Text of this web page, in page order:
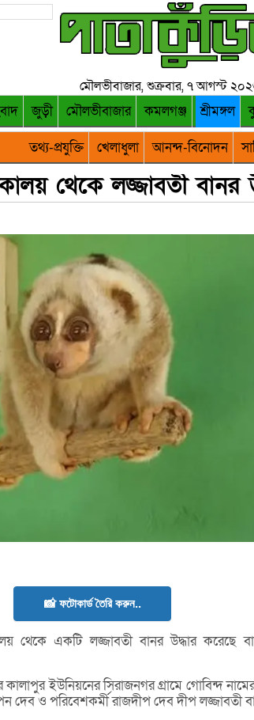
মৌলভীবাজার, শুক্রবার, ৭ আগস্ট
জুড়ী মৌলভীবাজার কমলগঞ্জ শ্রীমঙ্গল
তথ্য-প্রযুক্তি
খেলাধুলা আনন্দ-বিনোদন
থেকে লজ্জাবতী বানর
📸 ফটোকার্ড তৈরি করুন..
থেকে একটি লজ্জাবতী বানর উদ্ধার করেছে
ইউনিয়নের সিরাজনগর গ্রামে গোবিন্দ
দেব ও পরিবেশকর্মী রাজদীপ দেব দীপ লজ্জাবতী